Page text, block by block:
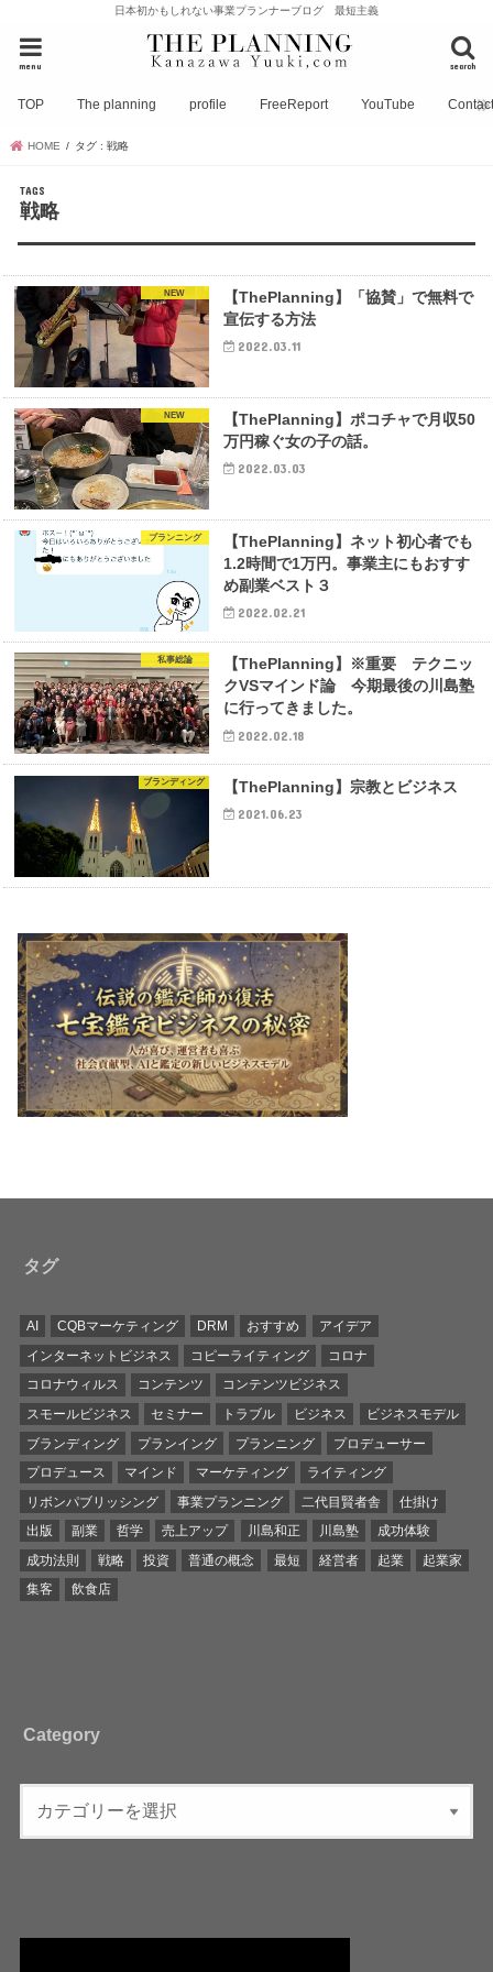
日本初かもしれない事業プランナーブログ 最短主義
search
menu
TOP The planning profile FreeReport YouTube
HOME タグ : 戦略
戦略
NEW
【ThePlanning】「協賛」で無料で
宣伝する方法
2022.03.11
NEW
【ThePlanning】ポコチャで月収50
万円稼ぐ女の子の話。
2022.03.03
プランニング
【ThePlanning】ネット初心者でも
1.2時間で1万円。事業主にもおすす
め副業ベスト３
2022.02.21
私事総論
【ThePlanning】※重要 テクニッ
クVSマインド論 今期最後の川島塾
に行ってきました。
2022.02.18
ブランディング 【ThePlanning】宗教とビジネス
2021.06.23
タグ
AI CQBマーケティング DRM おすすめ
アイデア
インターネットビジネス
コピーライティング
コロナ
コロナウィルス
コンテンツ
コンテンツビジネス
スモールビジネス
セミナー トラブル ビジネス
ビジネスモデル
ブランディング
プランイング プランニング
プロデューサー
プロデュース
マインド マーケティング
ライティング
リボンパブリッシング
事業プランニング 二代目賢者舎
仕掛け
出版
副業 哲学 売上アップ 川島和正 川島塾
成功体験
成功法則
戦略 投資 普通の概念 最短 経営者 起業
起業家
集客
飲食店
Category